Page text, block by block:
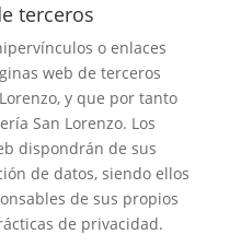
terceros
o enlaces
web de terceros
y que por tanto
San Lorenzo. Los
dispondrán de sus
de datos, siendo ellos
de sus propios
de privacidad.